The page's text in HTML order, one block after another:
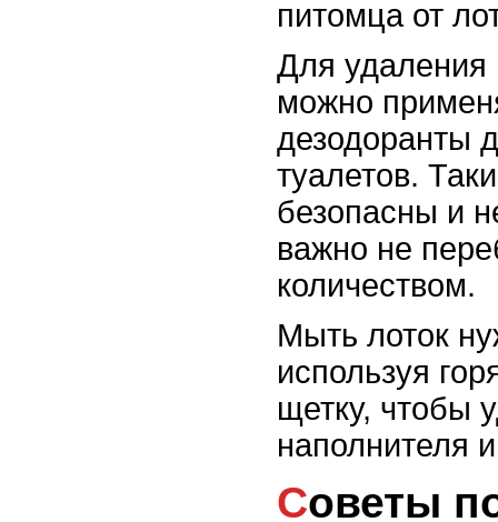
питомца от
Для удаления
можно
дезодоранты
туалетов.
безопасны и
важно не
количеством.
Мыть лоток
используя
щетку, чтобы
наполнителя
Советы по выбору